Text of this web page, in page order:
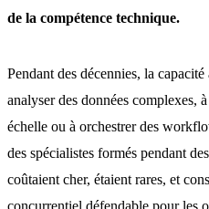
de la compétence technique.
Pendant des décennies, la
analyser des données complexes,
échelle ou à orchestrer des
des spécialistes formés pendant
coûtaient cher, étaient rares, et
concurrentiel défendable pour les